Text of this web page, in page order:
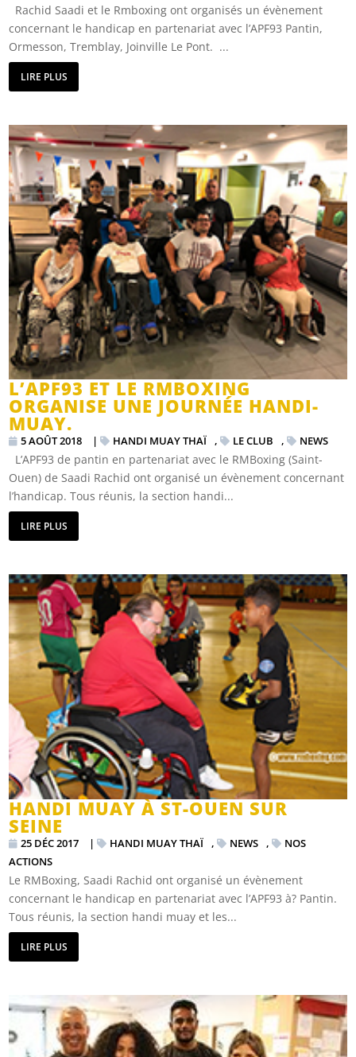
Rachid Saadi et le Rmboxing ont organisés un évènement
concernant le handicap en partenariat avec l’APF93 Pantin,
Ormesson, Tremblay, Joinville Le Pont. ...
LIRE PLUS
L’APF93 ET LE RMBOXING
ORGANISE UNE JOURNÉE HANDI-
MUAY.
5 AOÛT 2018 | HANDI MUAY THAÏ , LE CLUB , NEWS
L’APF93 de pantin en partenariat avec le RMBoxing (Saint-
Ouen) de Saadi Rachid ont organisé un évènement concernant
l’handicap. Tous réunis, la section handi...
LIRE PLUS
HANDI MUAY À ST-OUEN SUR
SEINE
25 DÉC 2017 | HANDI MUAY THAÏ , NEWS ,
NOS
ACTIONS
Le RMBoxing, Saadi Rachid ont organisé un évènement
concernant le handicap en partenariat avec l’APF93 à? Pantin.
Tous réunis, la section handi muay et les...
LIRE PLUS